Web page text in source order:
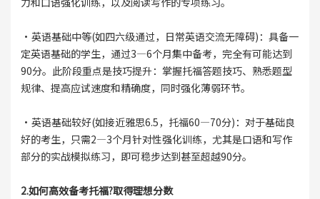
·英语基础中等(如四六级通过，日常英语交流无障碍)：具备一
定英语基础的学生，通过3—6个月集中备考，完全有可能达到
90分。此阶段重点是技巧提升：掌握托福答题技巧、熟悉题型
规律、提高应试速度和精确度，同时强化薄弱环节。
·英语基础较好(如接近雅思6.5，托福60—70分)：对于基础良
好的考生，只需2—3个月针对性强化训练，尤其是口语和写作
部分的实战模拟练习，即可稳步达到甚至超越90分。
2.如何高效备考托福?取得理想分数